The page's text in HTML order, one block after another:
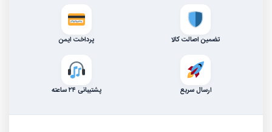
تضمین اصالت کالا پرداخت ایمن
ارسال سریع پشتیبانی ۲۴ ساعته